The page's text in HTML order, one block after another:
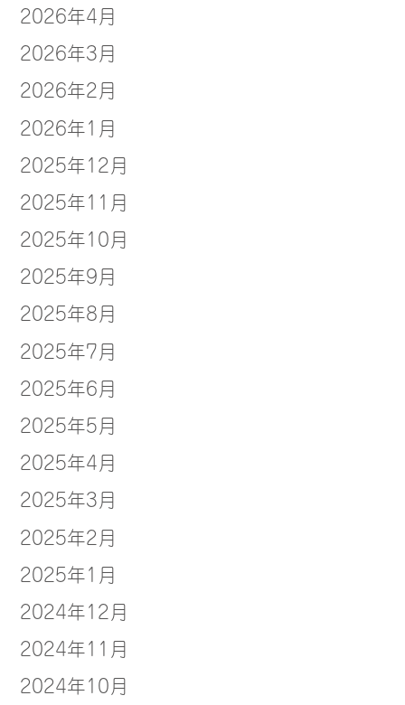
2026年4月
2026年3月
2026年2月
2026年1月
2025年12月
2025年11月
2025年10月
2025年9月
2025年8月
2025年7月
2025年6月
2025年5月
2025年4月
2025年3月
2025年2月
2025年1月
2024年12月
2024年11月
2024年10月